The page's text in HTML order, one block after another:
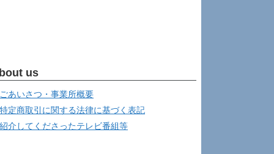
us
ごあいさつ・事業所概要
特定商取引に関する法律に基づく表記
紹介してくださったテレビ番組等